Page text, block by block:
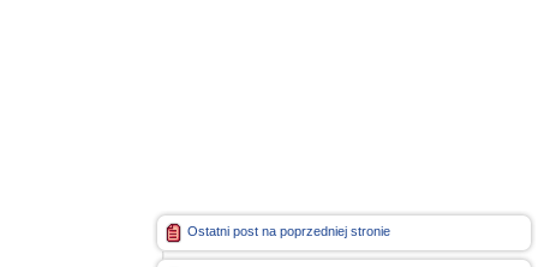
Ostatni post na poprzedniej stronie